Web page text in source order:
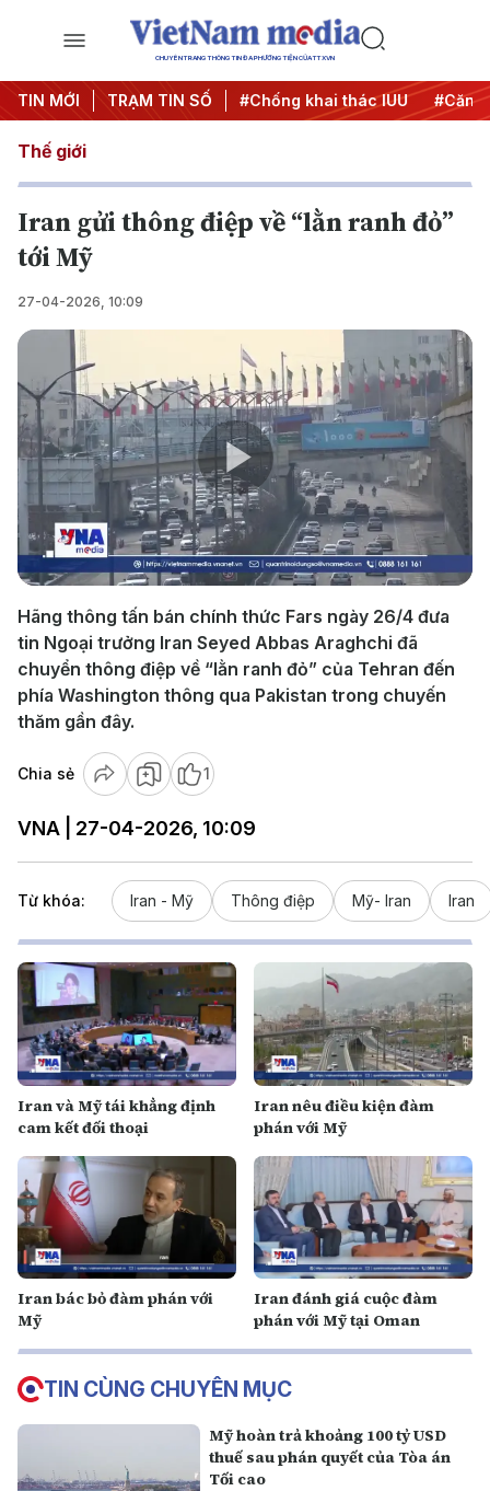
CHUYÊN TRANG THÔNG TIN ĐA PHƯƠNG TIỆN CỦA TTXVN
TIN MỚI TRẠM TIN SỐ
dịch 500 ngày đêm #Chống khai thác IUU #Căng
Thế giới
Iran gửi thông điệp về “lằn ranh đỏ”
tới Mỹ
27-04-2026, 10:09
Play
Video
Hãng thông tấn bán chính thức Fars ngày 26/4 đưa
tin Ngoại trưởng Iran Seyed Abbas Araghchi đã
chuyển thông điệp về “lằn ranh đỏ” của Tehran đến
phía Washington thông qua Pakistan trong chuyến
thăm gần đây.
Chia sẻ 1
VNA | 27-04-2026, 10:09
Từ khóa: Iran - Mỹ Thông điệp Mỹ- Iran Iran
Iran và Mỹ tái khẳng định
cam kết đối thoại
Iran nêu điều kiện đàm
phán với Mỹ
Iran bác bỏ đàm phán với
Mỹ
Iran đánh giá cuộc đàm
phán với Mỹ tại Oman
TIN CÙNG CHUYÊN MỤC
Mỹ hoàn trả khoảng 100 tỷ USD
thuế sau phán quyết của Tòa án
Tối cao